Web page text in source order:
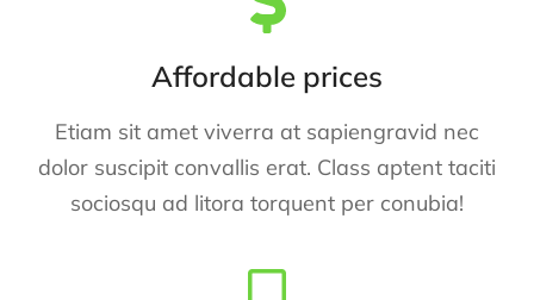
Affordable prices
Etiam sit amet viverra at sapiengravid nec
dolor suscipit convallis erat. Class aptent taciti
sociosqu ad litora torquent per conubia!